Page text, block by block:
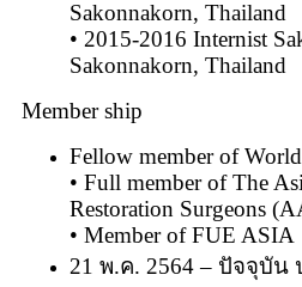
Sakonnakorn, Thailand
• 2015-2016 Internist
Sakonnakorn, Thailand
Member ship
Fellow member of
• Full member of The
Restoration Surgeons
• Member of FUE ASIA
21 พ.ค. 2564 – ปัจจุบัน